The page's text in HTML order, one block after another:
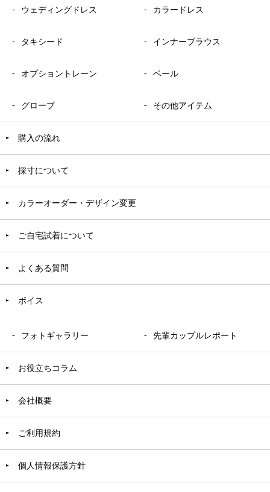
ウェディングドレス カラードレス
タキシード インナーブラウス
オプショントレーン ベール
グローブ その他アイテム
購入の流れ
採寸について
カラーオーダー・デザイン変更
ご自宅試着について
よくある質問
ボイス
フォトギャラリー 先輩カップルレポート
お役立ちコラム
会社概要
ご利用規約
個人情報保護方針